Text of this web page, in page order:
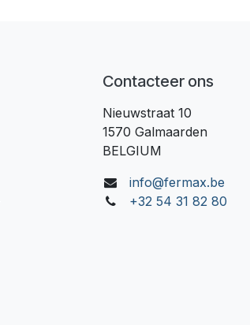
Contacteer ons
Nieuwstraat 10
1570 Galmaarden
BELGIUM
info@fermax.be
+32 54 31 82 80